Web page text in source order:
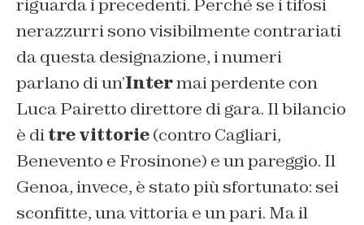
riguarda i precedenti. Perché se i tifosi
nerazzurri sono visibilmente contrariati
da questa designazione, i numeri
parlano di un’Intermai perdente con
Luca Pairetto direttore di gara. Il bilancio
è ditre vittorie(contro Cagliari,
Benevento e Frosinone) e un pareggio. Il
Genoa, invece, è stato più sfortunato: sei
sconfitte, una vittoria e un pari. Ma il